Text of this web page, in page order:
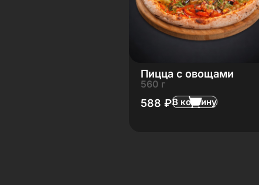
Пицца с овощами
560 г
588 ₽В корзину